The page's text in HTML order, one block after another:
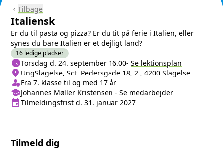
chevron_left Tilbage
Italiensk
Er du til pasta og pizza? Er du tit på ferie i Italien, eller
synes du bare Italien er et dejligt land?
16 ledige pladser
Næste lektion
scheduleTorsdag d. 24. september 16.00- Se lektionsplan
Sted/Adresse
location_on UngSlagelse, Sct. Pedersgade 18, 2., 4200 Slagelse
Klasse/Aldersbegrænsning
person_shieldFra 7. klasse til og med 17 år
Medarbejder
schoolJohannes Møller Kristensen - Se medarbejder
Tilmeldingsfrist
eventTilmeldingsfrist d. 31. januar 2027
Tilmeld dig